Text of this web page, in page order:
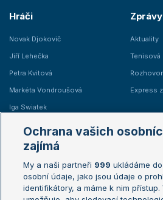
Hráči
Novak Djokovič
Jiří Lehečka
Petra Kvitová
Markéta Vondroušová
Iga Swiatek
Zprávy
Aktuality
Tenisová
Express
Žebříčky
Žebříček ATP (muži)
Žebříček WTA (ženy)
French
Ochrana vašich
zajímá
My a naši partneři 999 ukládáme
osobní údaje, jako jsou údaje o
identifikátory, a máme k nim přístup.